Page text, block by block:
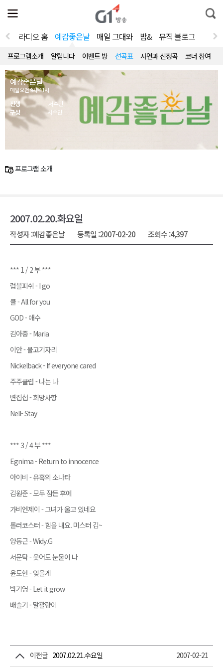
전
체
뉴
열
통
합
라디오 홈 예감좋은날 매일 그대와 밤& 뮤직 블로그
프로그램소개 알립니다 이벤트 방 선곡표 사연과 신청곡 코너 참여
예감좋은날
매일 오전 9시~11시
진행
서수민
구성
서수민
프로그램 소개
2007.02.20.화요일
작성자 :예감좋은날 등록일 :2007-02-20 조회수 :4,397
*** 1 / 2 부 ***
럼블피쉬 - I go
쿨 - All for you
GOD - 애수
김아중 - Maria
이안 - 물고기자리
Nickelback - If everyone cared
주주클럽 - 나는 나
변집섭 - 희망사항
Nell- Stay
*** 3 / 4 부 ***
Egnima - Return to innocence
아이비 - 유혹의 소나타
김원준 - 모두 잠든 후에
가비엔제이 - 그녀가 울고 있네요
롤러코스터 - 힘을 내요. 미스터 김~
양동근 - Widy.G
서문탁 - 웃어도 눈물이 나
윤도현 - 잊을게
박기영 - Let it grow
배슬기 - 말괄량이
이전글 2007.02.21.수요일 2007-02-21